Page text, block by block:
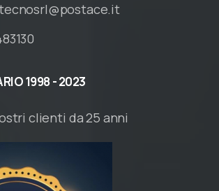
1998 -2023
clienti da 25 anni